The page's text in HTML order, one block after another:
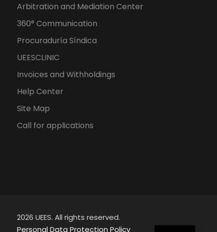
Arbitration and Mediation Center
360° Communication
Procuraduría Síndica
UEESCLINIC
Invoices and Withholdings
Help Center
Site Map
Call for applications
2026 UEES. All rights reserved.
Personal Data Protection Policy